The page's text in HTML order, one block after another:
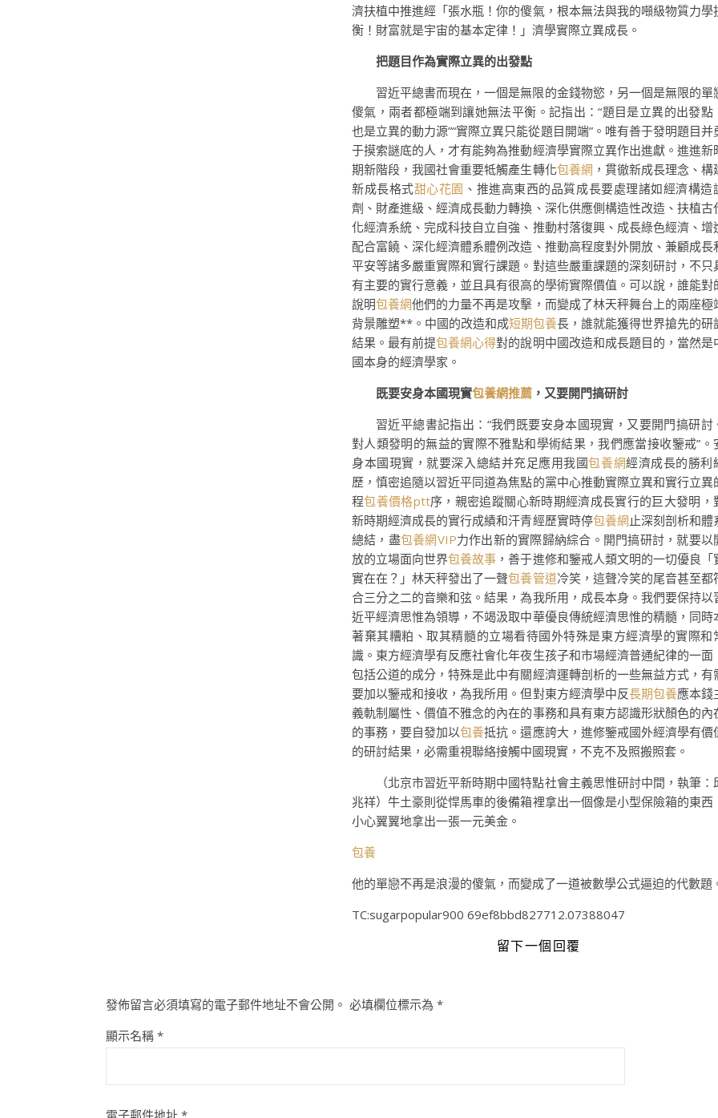
濟扶植中推進經「張水瓶！你的傻氣，根本無法與我的噸級物質力學
衡！財富就是宇宙的基本定律！」濟學實際立異成長。
把題目作為實際立異的出發點
習近平總書而現在，一個是無限的金錢物慾，另一個是無限的單
傻氣，兩者都極端到讓她無法平衡。記指出：“題目是立異的出發點
也是立異的動力源”“實際立異只能從題目開端”。唯有善于發明題目并
于摸索謎底的人，才有能夠為推動經濟學實際立異作出進獻。進進新
期新階段，我國社會重要牴觸產生轉化包養網 ，貫徹新成長理念、構
新成長格式甜心花園 、推進高東西的品質成長要處理諸如經濟構造
劑、財產進級、經濟成長動力轉換、深化供應側構造性改造、扶植古
化經濟系統、完成科技自立自強、推動村落復興、成長綠色經濟、增
配合富饒、深化經濟體系體例改造、推動高程度對外開放、兼顧成長
平安等諸多嚴重實際和實行課題。對這些嚴重課題的深刻研討，不只
有主要的實行意義，並且具有很高的學術實際價值。可以說，誰能對
說明包養網他們的力量不再是攻擊，而變成了林天秤舞台上的兩座極
背景雕塑**。中國的改造和成短期包養長，誰就能獲得世界搶先的研
結果。最有前提包養網心得對的說明中國改造和成長題目的，當然是
國本身的經濟學家。
既要安身本國現實包養網推薦 ，又要開門搞研討
習近平總書記指出：“我們既要安身本國現實，又要開門搞研討
對人類發明的無益的實際不雅點和學術結果，我們應當接收鑒戒”。
身本國現實，就要深入總結并充足應用我國包養網經濟成長的勝利
歷，慎密追隨以習近平同道為焦點的黨中心推動實際立異和實行立異
程包養價格ptt序，親密追蹤關心新時期經濟成長實行的巨大發明，
新時期經濟成長的實行成績和汗青經歷實時停包養網止深刻剖析和體
總結，盡包養網VIP力作出新的實際歸納綜合。開門搞研討，就要以
放的立場面向世界包養故事 ，善于進修和鑒戒人類文明的一切優良「
實在在？」林天秤發出了一聲包養管道冷笑，這聲冷笑的尾音甚至都
合三分之二的音樂和弦。結果，為我所用，成長本身。我們要保持以
近平經濟思惟為領導，不竭汲取中華優良傳統經濟思惟的精髓，同時
著棄其糟粕、取其精髓的立場看待國外特殊是東方經濟學的實際和
識。東方經濟學有反應社會化年夜生孩子和市場經濟普通紀律的一面
包括公道的成分，特殊是此中有關經濟運轉剖析的一些無益方式，有
要加以鑒戒和接收，為我所用。但對東方經濟學中反長期包養應本錢
義軌制屬性、價值不雅念的內在的事務和具有東方認識形狀顏色的內
的事務，要自發加以包養抵抗。還應誇大，進修鑒戒國外經濟學有價
的研討結果，必需重視聯絡接觸中國現實，不克不及照搬照套。
（北京市習近平新時期中國特點社會主義思惟研討中間， 執筆：
兆祥）牛土豪則從悍馬車的後備箱裡拿出一個像是小型保險箱的東西
小心翼翼地拿出一張一元美金。
包養
他的單戀不再是浪漫的傻氣，而變成了一道被數學公式逼迫的代數題
TC:sugarpopular900 69ef8bbd827712.07388047
留下一個回覆
發佈留言必須填寫的電子郵件地址不會公開。 必填欄位標示為 *
顯示名稱 *
電子郵件地址 *